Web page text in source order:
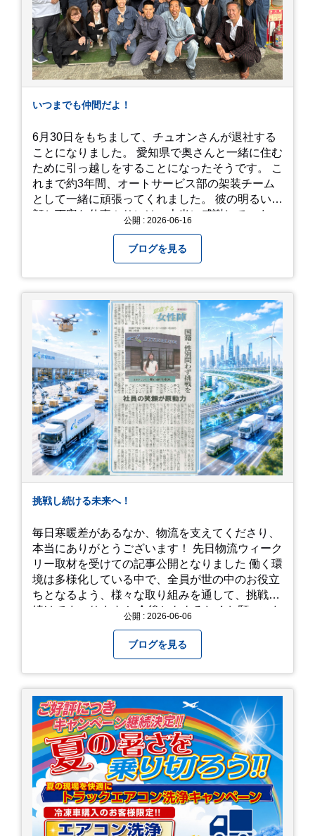
からの眺望: 敷地が高い位置にあるため、あじさ
い越しに広がる茂原の景色を一望できます。 小道
での撮影: アジサイの小道を歩いている後ろ姿
は、とても幻想的で素敵な写真になりますよ。 梅
雨の季節特有の「しっとりと濡れたアジサイ」も
素敵ですし、晴れた日の「キラキラした光を浴び
たアジサイ」も最高です。ぜひカメラを持って出
やすい靴で: 山の斜面を利用した農園ですので、
歩き慣れた靴で行くのが安心です。 雨対策: 雨上
がりは足元が少し滑りやすくなることがありま
す。タオルや雨具を用意しておくと安心ですね。
開花時期のチェック: その年の気候によって見頃
が少し前後します。出かける前に必ず公式情報や
SNSで見頃を確認しましょう！ おわりに 梅雨の
時期を「我慢する期間」から「お出かけを楽しむ
期間」に変えてくれる、そんな素敵な場所です。
いです！
いつまでも仲間だよ！
6月30日をもちまして、チュオンさんが退社する
ことになりました。 愛知県で奥さんと一緒に住む
ために引っ越しをすることになったそうです。 こ
れまで約3年間、オートサービス部の架装チーム
として一緒に頑張ってくれました。 彼の明るい笑
顔と丁寧な仕事ぶりには、本当に感謝していま
撮影した記念写真を添付します。 チュオンさんの
今後のご活躍と新しいスタートを、みんなで応援
しましょう！ チュオンさん、今まで本当にありが
とうございました！
公開 : 2026-06-16
ブログを見る
挑戦し続ける未来へ！
毎日寒暖差があるなか、物流を支えてくださり、
本当にありがとうございます！ 先日物流ウィーク
リー取材を受けての記事公開となりました 働く環
境は多様化している中で、全員が世の中のお役立
ちとなるよう、様々な取り組みを通して、挑戦を
続けてまいります！ 今後ともよろしくお願いいた公開 : 2026-06-06
ブログを見る